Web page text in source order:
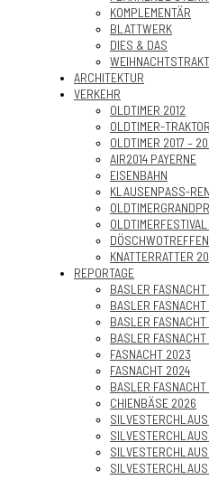
KOMPLEMENTÄR
BLATTWERK
DIES & DAS
ARCHITEKTUR
VERKEHR
OLDTIMER 2012
OLDTIMER-
OLDTIMER 2017 –
AIR2014 PAYERNE
EISENBAHN
KLAUSENPASS-
DÖSCHWOTREFFEN
KNATTERRATTER
REPORTAGE
BASLER FASNACHT
BASLER FASNACHT
BASLER FASNACHT
BASLER
FASNACHT 2023
FASNACHT 2024
BASLER
CHIENBÄSE 2026